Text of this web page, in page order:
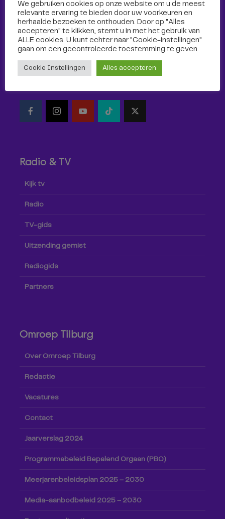
Volg ons!
Volg Omroep Tilburg niet alleen hier, maar ook via social
Radio & TV
Kijk tv
Radio
TV-gids
Uitzending gemist
Radiogids
Partners
Omroep Tilburg
Over Omroep Tilburg
Redactie
Vacatures
Contact
Jaarverslag 2024
Programmabeleid Bepalend Orgaan (PBO)
Meerjarenbeleidsplan 2025 – 2030
Media-aanbodbeleid 2025 – 2030
We gebruiken cookies op onze website om u de meest
relevante ervaring te bieden door uw voorkeuren en
herhaalde bezoeken te onthouden. Door op "Alles
accepteren" te klikken, stemt u in met het gebruik van
ALLE cookies. U kunt echter naar "Cookie-instellingen"
gaan om een ​​gecontroleerde toestemming te geven.
Cookie Instellingen Alles accepteren